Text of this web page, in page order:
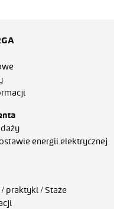
energii elektrycznej
praktyki / Staże